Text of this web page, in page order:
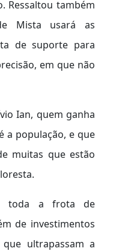
Ressaltou também
Mista usará as
de suporte para
em que não
Ian, quem ganha
a população, e que
muitas que estão
toda a frota de
de investimentos
ultrapassam a